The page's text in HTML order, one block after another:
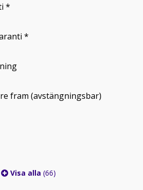
*
*
fram (avstängningsbar)
Visa alla (66)